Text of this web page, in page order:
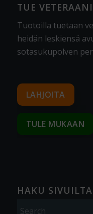
TUE
Tuotoilla tuetaan
heidän leskiensä
sotasukupolven
LAHJOITA
TULE MUKAAN
HAKU SIVUILTA